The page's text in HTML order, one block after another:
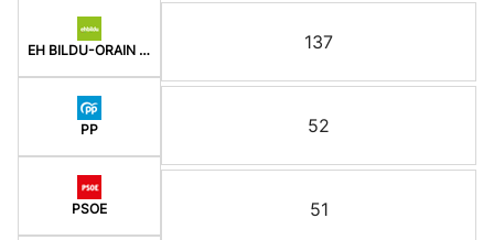
EH BILDU-ORAIN ERREP
PP
PSOE
137
52
51